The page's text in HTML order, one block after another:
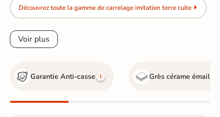
Découvrez toute la gamme de carrelage imitation terre cuite
Voir plus
Garantie Anti-casse Grès cérame émaillé